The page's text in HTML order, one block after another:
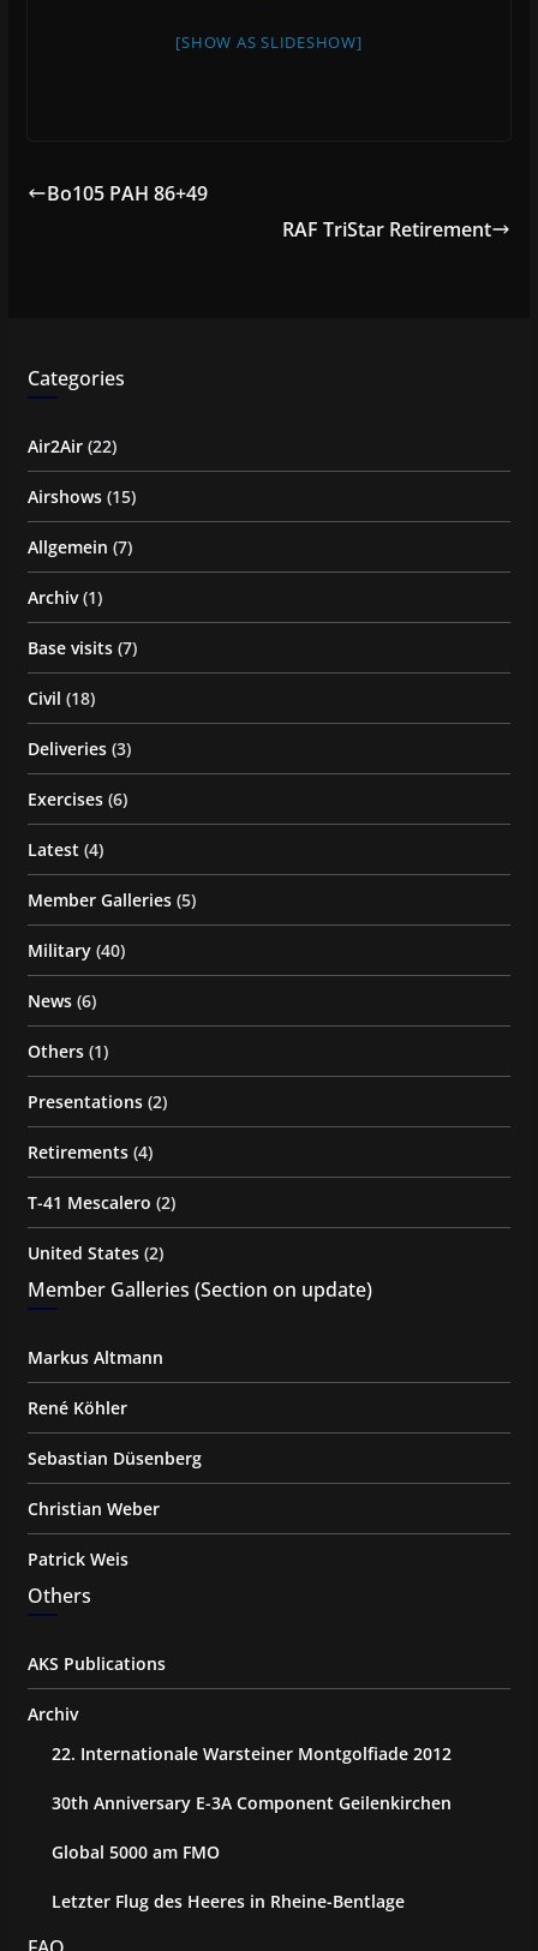
[SHOW AS SLIDESHOW]
Bo105 PAH 86+49
RAF TriStar Retirement
Categories
Air2Air(22)
Airshows(15)
Allgemein (7)
Archiv(1)
Base visits(7)
Civil (18)
Deliveries(3)
Exercises(6)
Latest (4)
Member Galleries(5)
Military(40)
News(6)
Others(1)
Presentations(2)
Retirements(4)
T-41 Mescalero (2)
United States(2)
Member Galleries (Section on update)
Markus Altmann
René Köhler
Sebastian Düsenberg
Christian Weber
Patrick Weis
Others
AKS Publications
Archiv
22. Internationale Warsteiner Montgolfiade 2012
30th Anniversary E-3A Component Geilenkirchen
Global 5000 am FMO
Letzter Flug des Heeres in Rheine-Bentlage